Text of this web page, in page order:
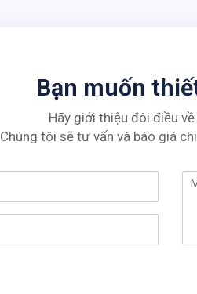
Bạn muốn
Hãy giới thiệu đôi điều
Chúng tôi sẽ tư vấn và báo giá